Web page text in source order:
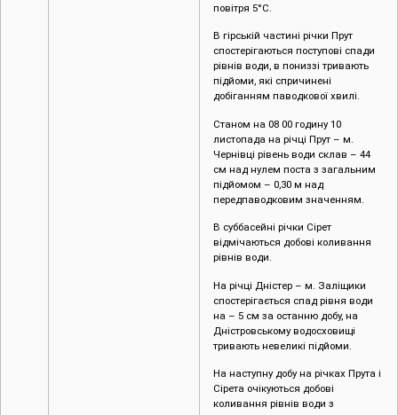
повітря 5°C.
В гірській частині річки Прут
спостерігаються поступові спади
рівнів води, в пониззі тривають
підйоми, які спричинені
добіганням паводкової хвилі.
Станом на 08 00 годину 10
листопада на річці Прут – м.
Чернівці рівень води склав – 44
см над нулем поста з загальним
підйомом – 0,30 м над
передпаводковим значенням.
В суббасейні річки Сірет
відмічаються добові коливання
рівнів води.
На річці Дністер – м. Заліщики
спостерігається спад рівня води
на – 5 см за останню добу, на
Дністровському водосховищі
тривають невеликі підйоми.
На наступну добу на річках Прута і
Сірета очікуються добові
коливання рівнів води з